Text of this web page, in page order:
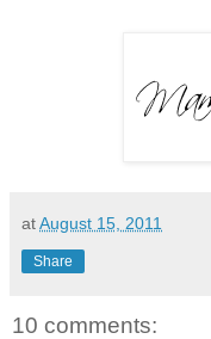
atAugust 15, 2011
Share
10 comments: